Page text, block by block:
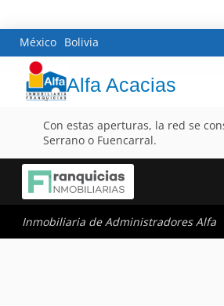
México Bolivia
Alfa Acacias
Con estas aperturas, la red se
Serrano o Fuencarral.
Inmobiliaria de Administradores Alfa